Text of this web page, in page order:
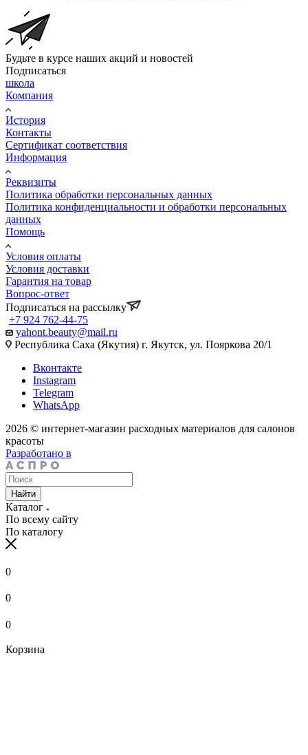
Будьте в курсе наших акций и новостей
Подписаться
школа
Компания
История
Контакты
Сертификат соответствия
Информация
Реквизиты
Политика обработки персональных данных
Политика конфиденциальности и обработки персональных
данных
Помощь
Условия оплаты
Условия доставки
Гарантия на товар
Вопрос-ответ
Подписаться на рассылку
+7 924 762-44-75
yahont.beauty@mail.ru
Республика Саха (Якутия) г. Якутск, ул. Пояркова 20/1
Вконтакте
Instagram
Telegram
WhatsApp
2026 © интернет-магазин расходных материалов для салонов
красоты
Разработано в
Найти
Каталог
По всему сайту
По каталогу
0
0
0
Корзина